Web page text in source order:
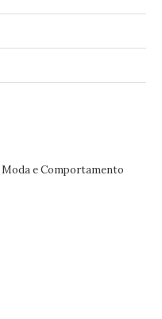
Moda e Comportamento